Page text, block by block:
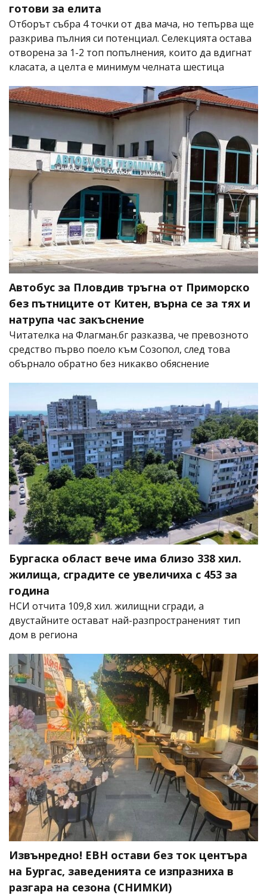
готови за елита
Отборът събра 4 точки от два мача, но тепърва ще
разкрива пълния си потенциал. Селекцията остава
отворена за 1-2 топ попълнения, които да вдигнат
класата, а целта е минимум челната шестица
Автобус за Пловдив тръгна от Приморско
без пътниците от Китен, върна се за тях и
натрупа час закъснение
Читателка на Флагман.бг разказва, че превозното
средство първо поело към Созопол, след това
обърнало обратно без никакво обяснение
Бургаска област вече има близо 338 хил.
жилища, сградите се увеличиха с 453 за
година
НСИ отчита 109,8 хил. жилищни сгради, а
двустайните остават най-разпространеният тип
дом в региона
Извънредно! ЕВН остави без ток центъра
на Бургас, заведенията се изпразниха в
разгара на сезона (СНИМКИ)